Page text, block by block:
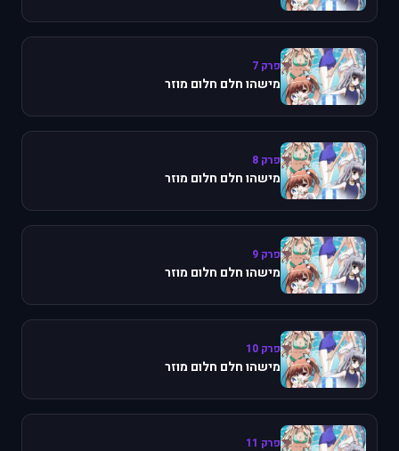
פרק 7
מישהו חלם חלום מוזר
פרק 8
מישהו חלם חלום מוזר
פרק 9
מישהו חלם חלום מוזר
פרק 10
מישהו חלם חלום מוזר
פרק 11